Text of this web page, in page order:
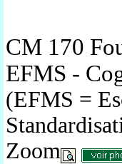
CM 170
EFMS -
(EFMS =
Zoom